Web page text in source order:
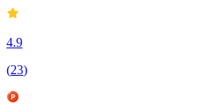
4.9
(23)